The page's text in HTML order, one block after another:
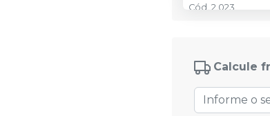
Cód.2.023
Calcule